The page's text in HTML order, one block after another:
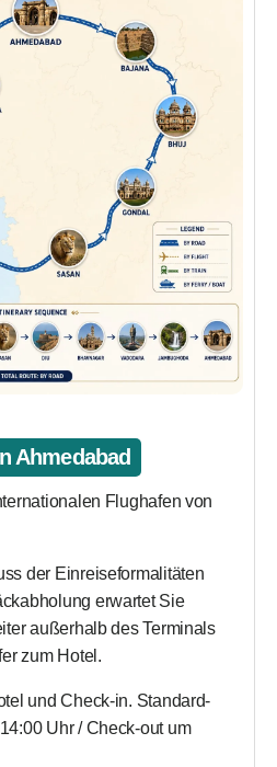
Ahmedabad
Flughafen von
der Einreiseformalitäten
erwartet Sie
außerhalb des Terminals
zum Hotel.
und Check-in. Standard-
Uhr / Check-out um